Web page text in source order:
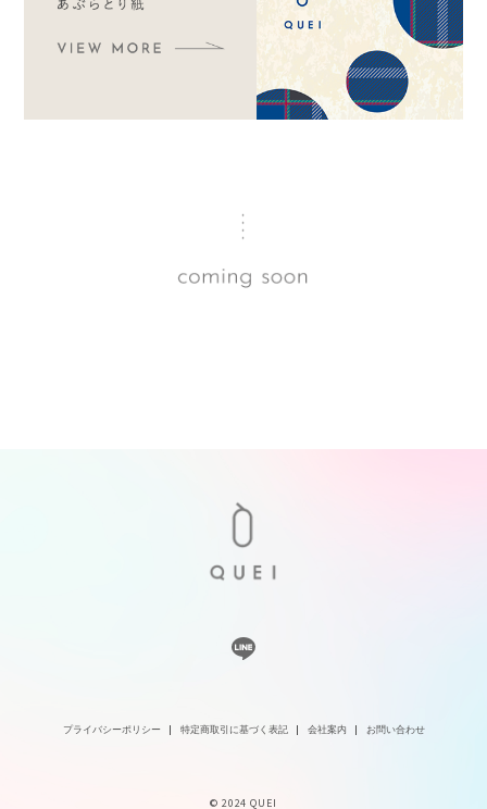
プライバシーポリシー 特定商取引に基づく表記 会社案内 お問い合わせ
©︎ 2024 QUEI